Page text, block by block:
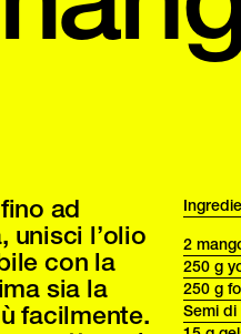
2
250 g
250 g
Semi
ad
unisci l’olio
con la
sia la
facilmente.